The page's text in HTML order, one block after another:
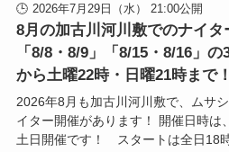
2026年7月29日（水） 21:00公開
8月の加古川河川敷でのナイタ
「8/8・8/9」「8/15・8/16」
から土曜22時・日曜21時まで！
2026年8月も加古川河川敷で、ムサ
イター開催があります！ 開催日時は
土日開催です！ スタートは全日18時